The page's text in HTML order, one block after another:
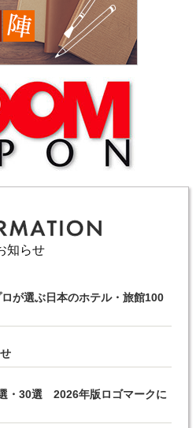
知らせ
ロが選ぶ日本のホテル・旅館100
・30選 2026年版ロゴマークに